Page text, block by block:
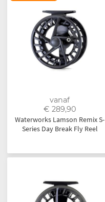
vanaf
€ 289,90
Waterworks Lamson Remix S-
Series Day Break Fly Reel